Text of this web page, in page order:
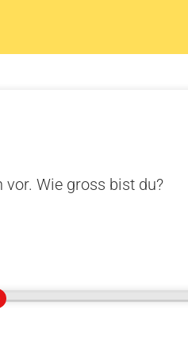
Wie gross bist du?